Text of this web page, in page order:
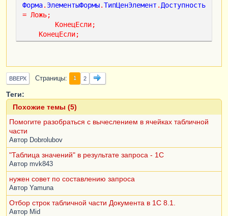
Форма. ЭлементыФормы.ТипЦенЭлемент . Доступность
= Ложь;
КонецЕсли;
КонецЕсли;
ВВЕРХ Страницы 1 2
Теги:
Похожие темы (5)
Помогите разобраться с вычеслением в ячейках табличной
части
Автор Dobrolubov
"Таблица значений" в результате запроса - 1С
Автор mvk843
нужен совет по составлению запроса
Автор Yamuna
Отбор строк табличной части Документа в 1С 8.1.
Автор Mid